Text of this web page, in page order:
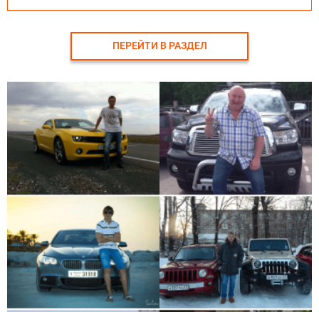
ПЕРЕЙТИ В РАЗДЕЛ